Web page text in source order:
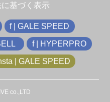
基づく表示
f | GALE SPEED
f | HYPERPRO
| GALE SPEED
co.,LTD